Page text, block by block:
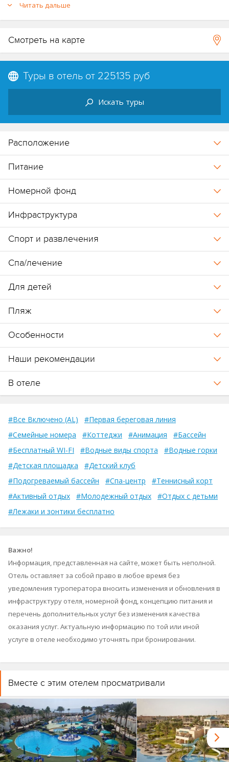
ресторанов à la carte, вступившем в силу с сегодняшнего дня.
Обновлённое расписание и концепции следующие:
– кухня Ближнего Востока, открыт
ежедневно.
ежедневно.
Читать дальше
Смотреть на карте
Туры в отель от 225135 руб
Искать туры
Расположение
Питание
Номерной фонд
Инфраструктура
Спорт и развлечения
Спа/лечение
Для детей
Пляж
Особенности
Наши рекомендации
В отеле
#Все Включено (AL)
#Первая береговая линия
#Семейные номера
#Коттеджи #Анимация
#Бассейн
#Бесплатный WI-FI
#Водные виды спорта
#Водные горки
#Детская площадка
#Детский клуб
#Подогреваемый бассейн
#Спа-центр
#Теннисный корт
#Активный отдых
#Молодежный отдых
#Отдых с детьми
#Лежаки и зонтики бесплатно
Важно!
Информация, представленная на сайте, может быть неполной.
Отель оставляет за собой право в любое время без
уведомления туроператора вносить изменения и обновления в
инфраструктуру отеля, номерной фонд, концепцию питания и
перечень дополнительных услуг без изменения качества
оказания услуг. Актуальную информацию по той или иной
услуге в отеле необходимо уточнять при бронировании.
Вместе с этим отелем просматривали